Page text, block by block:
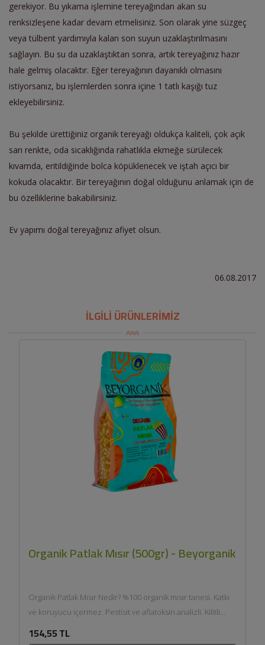
gerekiyor. Bu yıkama işlemine tereyağından akan su
renksizleşene kadar devam etmelisiniz. Son olarak yine süzgeç
veya tülbent yardımıyla kalan son suyun uzaklaştırılmasını
sağlayın. Bu su da uzaklaştıktan sonra, artık tereyağınız hazır
hale gelmiş olacaktır. Eğer tereyağının dayanıklı olmasını
istiyorsanız, bu işlemlerden sonra içine 1 tatlı kaşığı tuz
ekleyebilirsiniz.
Bu şekilde ürettiğiniz organik tereyağı oldukça kaliteli, çok açık
sarı renkte, oda sıcaklığında rahatlıkla ekmeğe sürülecek
kıvamda, eritildiğinde bolca köpüklenecek ve iştah açıcı bir
kokuda olacaktır. Bir tereyağının doğal olduğunu anlamak için de
bu özelliklerine bakabilirsiniz.
Ev yapımı doğal tereyağınız afiyet olsun.
06.08.2017
İLGİLİ ÜRÜNLERİMİZ
Organik Patlak Mısır (500gr) - Beyorganik
Organik Patlak Mısır Nedir? %100 organik mısır tanesi. Katkı
ve koruyucu içermez. Pestisit ve aflatoksin analizli. Kilitli
154,55 TL